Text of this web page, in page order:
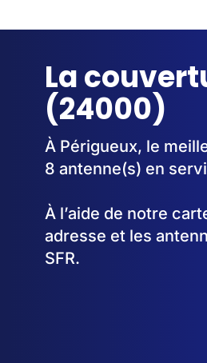
La
(24000)
À Périgueux, le
8 antenne(s) en
À l’aide de notre
adresse et les
SFR.